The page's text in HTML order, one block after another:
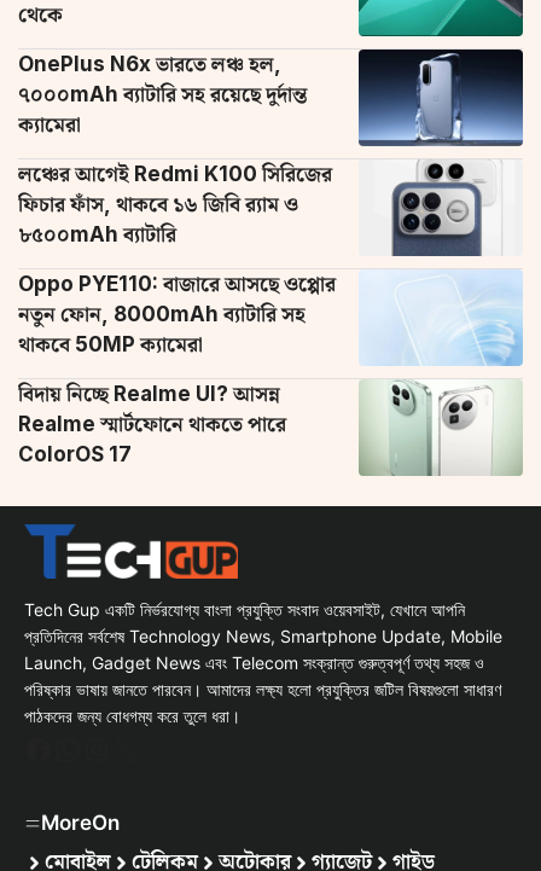
থেকে
OnePlus N6x ভারতে লঞ্চ হল,
৭০০০mAh ব্যাটারি সহ রয়েছে দুর্দান্ত
ক্যামেরা
লঞ্চের আগেই Redmi K100 সিরিজের
ফিচার ফাঁস, থাকবে ১৬ জিবি র‌্যাম ও
৮৫০০mAh ব্যাটারি
Oppo PYE110: বাজারে আসছে ওপ্পোর
নতুন ফোন, 8000mAh ব্যাটারি সহ
থাকবে 50MP ক্যামেরা
বিদায় নিচ্ছে Realme UI? আসন্ন
Realme স্মার্টফোনে থাকতে পারে
ColorOS 17
Tech Gup একটি নির্ভরযোগ্য বাংলা প্রযুক্তি সংবাদ ওয়েবসাইট, যেখানে আপনি
প্রতিদিনের সর্বশেষ Technology News, Smartphone Update, Mobile
Launch, Gadget News এবং Telecom সংক্রান্ত গুরুত্বপূর্ণ তথ্য সহজ ও
পরিষ্কার ভাষায় জানতে পারবেন। আমাদের লক্ষ্য হলো প্রযুক্তির জটিল বিষয়গুলো সাধারণ
পাঠকদের জন্য বোধগম্য করে তুলে ধরা।
MoreOn
মোবাইল টেলিকম অটোকার গ্যাজেট গাইড